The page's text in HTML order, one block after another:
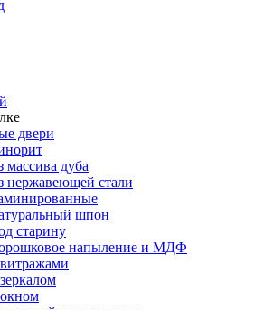
двери
массива дуба
нержавеющей стали
шпон
старину
напыление и МДФ